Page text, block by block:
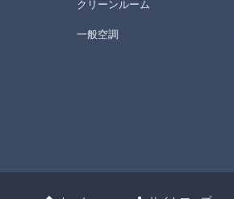
クリーンルーム
一般空調